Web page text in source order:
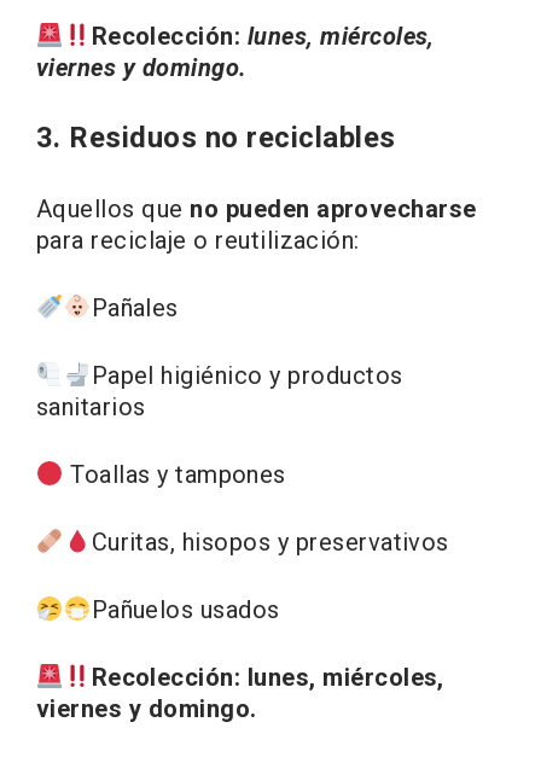
Recolección: lunes, miércoles,
viernes y domingo.
3. Residuos no reciclables
Aquellos que no pueden aprovecharse
para reciclaje o reutilización:
Pañales
Papel higiénico y productos
sanitarios
Toallas y tampones
Curitas, hisopos y preservativos
Pañuelos usados
Recolección: lunes, miércoles,
viernes y domingo.